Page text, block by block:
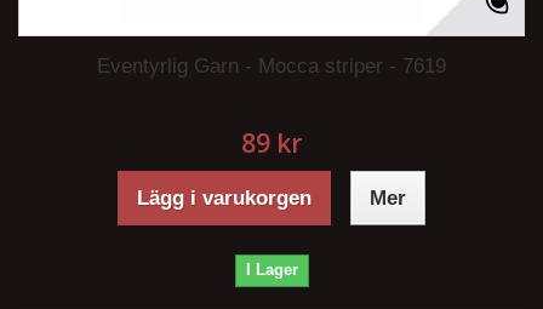
Eventyrlig Garn - Mocca striper - 7619
89 kr
Lägg i varukorgen Mer
I Lager